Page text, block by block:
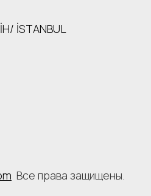
İSTANBUL
Все права защищены.